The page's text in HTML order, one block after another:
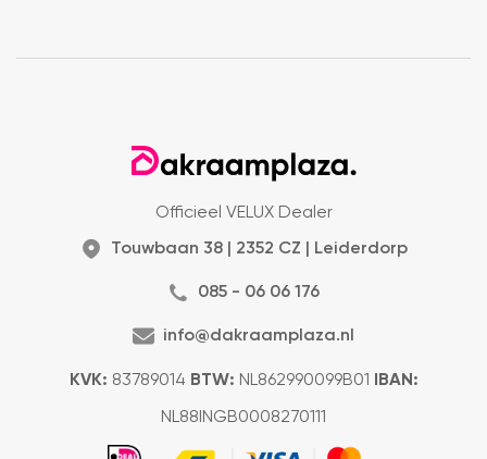
Officieel VELUX Dealer
Touwbaan 38 | 2352 CZ | Leiderdorp
085 - 06 06 176
info@dakraamplaza.nl
KVK: 83789014 BTW: NL862990099B01 IBAN:
NL88INGB0008270111